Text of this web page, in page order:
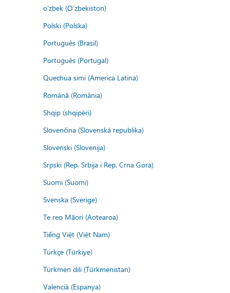
o'zbek (O'zbekiston)
Polski (Polska)
Português (Brasil)
Português (Portugal)
Quechua simi (America Latina)
Română (România)
Shqip (shqipëri)
Slovenčina (Slovenská republika)
Slovenski (Slovenija)
Srpski (Rep. Srbija i Rep. Crna Gora)
Suomi (Suomi)
Svenska (Sverige)
Te reo Māori (Aotearoa)
Tiếng Việt (Việt Nam)
Türkçe (Türkiye)
Türkmen dili (Türkmenistan)
Valencià (Espanya)